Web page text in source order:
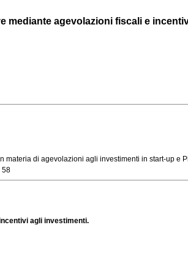
mediante agevolazioni fiscali e
di agevolazioni agli investimenti in start-up e
58
agli investimenti.